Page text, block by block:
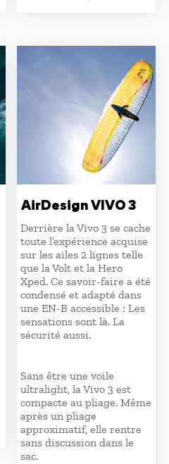
AirDesign VIVO 3
Derrière la Vivo 3 se cache
toute l’expérience acquise
sur les ailes 2 lignes telle
que la Volt et la Hero
Xped. Ce savoir-faire a été
condensé et adapté dans
une EN-B accessible : Les
sensations sont là. La
sécurité aussi.
Sans être une voile
ultralight, la Vivo 3 est
compacte au pliage. Même
après un pliage
approximatif, elle rentre
sans discussion dans le
sac.